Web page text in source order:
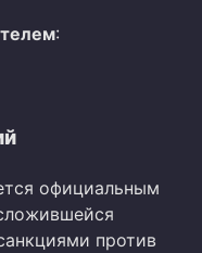
:
официальным
против